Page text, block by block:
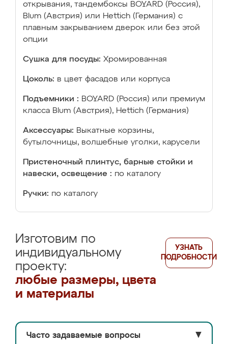
открывания, тандембоксы BOYARD (Россия),
Blum (Австрия) или Hettich (Германия) с
плавным закрыванием дверок или без этой
опции
Сушка для посуды: Хромированная
Цоколь: в цвет фасадов или корпуса
Подъемники : BOYARD (Россия) или премиум
класса Blum (Австрия), Hettich (Германия)
Аксессуары: Выкатные корзины,
бутылочницы, волшебные уголки, карусели
Пристеночный плинтус, барные стойки и
навески, освещение : по каталогу
Ручки: по каталогу
Изготовим по
индивидуальному
проекту:
любые размеры, цвета
и материалы
УЗНАТЬ
ПОДРОБНОСТИ
Часто задаваемые вопросы ▼